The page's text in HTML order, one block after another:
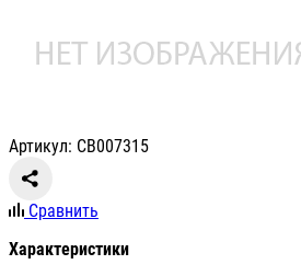
Артикул: СВ007315
Сравнить
Характеристики